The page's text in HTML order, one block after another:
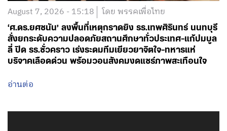
August 7, 2026 - 15:18 โดย พรรคเพื่อไทย
‘ศ.ดร.ยศชนัน’ ลงพื้นที่เหตุกราดยิง รร.เทพศิรินทร์ นนทบุรี
สั่งยกระดับความปลอดภัยสถานศึกษาทั่วประเทศ-แก้ปมบูล
ลี่ ปิด รร.ชั่วคราว เร่งระดมทีมเยียวยาจิตใจ-ทหารแห่
บริจาคเลือดด่วน พร้อมวอนสังคมงดแชร์ภาพสะเทือนใจ
อ่านต่อ